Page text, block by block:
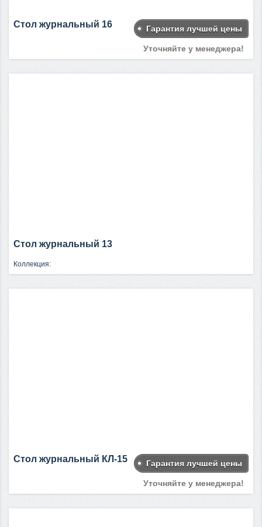
Стол журнальный 16 Гарантия лучшей цены
Уточняйте у менеджера!
Стол журнальный 13
Коллекция:
Стол журнальный КЛ-15 Гарантия лучшей цены
Уточняйте у менеджера!